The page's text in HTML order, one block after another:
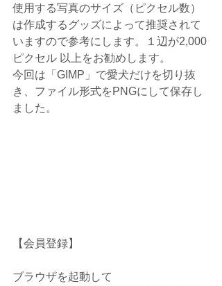
使用する写真のサイズ（ピクセル数）
は作成するグッズによって推奨されて
いますので参考にします。１辺が2,000
ピクセル 以上をお勧めします。
今回は「GIMP」で愛犬だけを切り抜
き、ファイル形式をPNGにして保存し
ました。
【会員登録】
ブラウザを起動して